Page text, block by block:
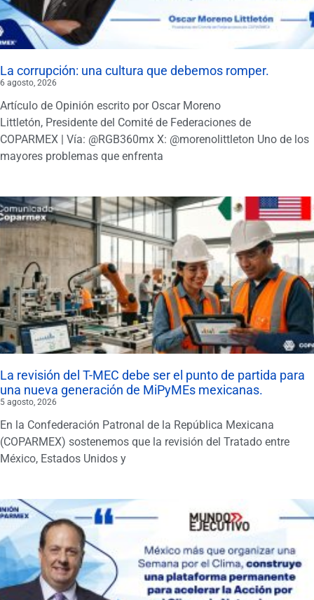
La corrupción: una cultura que debemos romper.
6 agosto, 2026
Artículo de Opinión escrito por Oscar Moreno
Littletón, Presidente del Comité de Federaciones de
COPARMEX | Vía: @RGB360mx X: @morenolittleton Uno de los
mayores problemas que enfrenta
La revisión del T-MEC debe ser el punto de partida para
una nueva generación de MiPyMEs mexicanas.
5 agosto, 2026
En la Confederación Patronal de la República Mexicana
(COPARMEX) sostenemos que la revisión del Tratado entre
México, Estados Unidos y